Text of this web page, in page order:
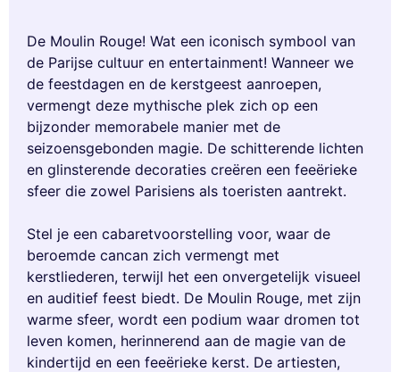
De Moulin Rouge! Wat een iconisch symbool van
de Parijse cultuur en entertainment! Wanneer we
de feestdagen en de kerstgeest aanroepen,
vermengt deze mythische plek zich op een
bijzonder memorabele manier met de
seizoensgebonden magie. De schitterende lichten
en glinsterende decoraties creëren een feeërieke
sfeer die zowel Parisiens als toeristen aantrekt.
Stel je een cabaretvoorstelling voor, waar de
beroemde cancan zich vermengt met
kerstliederen, terwijl het een onvergetelijk visueel
en auditief feest biedt. De Moulin Rouge, met zijn
warme sfeer, wordt een podium waar dromen tot
leven komen, herinnerend aan de magie van de
kindertijd en een feeërieke kerst. De artiesten,